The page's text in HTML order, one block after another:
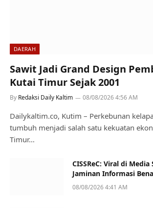
DAERAH
Sawit Jadi Grand Design
Kutai Timur Sejak 2001
By Redaksi Daily Kaltim 08/08/2026 4:56 AM
Dailykaltim.co, Kutim – Perkebunan
tumbuh menjadi salah satu kekuatan
Timur…
CISSReC: Viral di
Jaminan Informasi
08/08/2026 4:41 AM